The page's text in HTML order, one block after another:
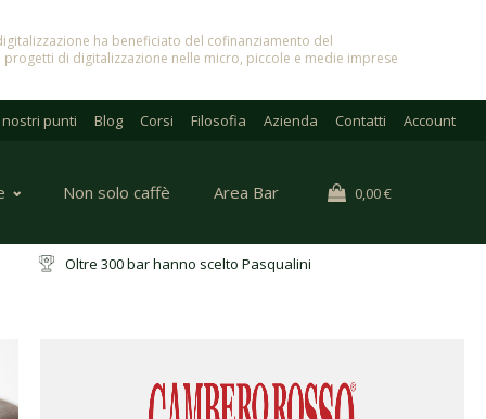
ha beneficiato del cofinanziamento del
progetti di digitalizzazione nelle micro, piccole e medie imprese
nostri punti Blog Corsi Filosofia Azienda Contatti Account
Non solo caffè Area Bar 0,00€
Oltre 300 bar hanno scelto Pasqualini